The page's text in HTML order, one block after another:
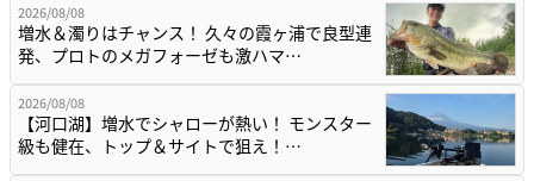
2026/08/08
増水＆濁りはチャンス！ 久々の霞ヶ浦で良型連
発、プロトのメガフォーゼも激ハマ…
2026/08/08
【河口湖】増水でシャローが熱い！ モンスター
級も健在、トップ＆サイトで狙え！…